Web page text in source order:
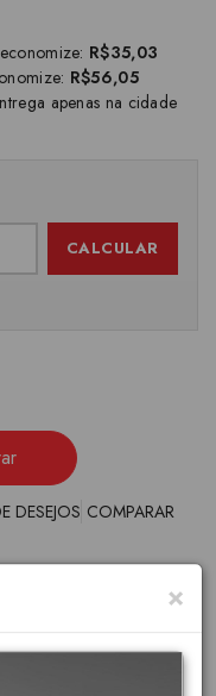
R$35,03
R$56,05
apenas na cidade
CALCULAR
DESEJOS COMPARAR
×